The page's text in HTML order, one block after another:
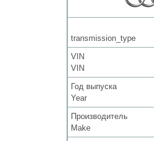
transmission_type
VIN
VIN
Год выпуска
Year
Производитель
Make